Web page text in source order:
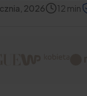
2026 12 min